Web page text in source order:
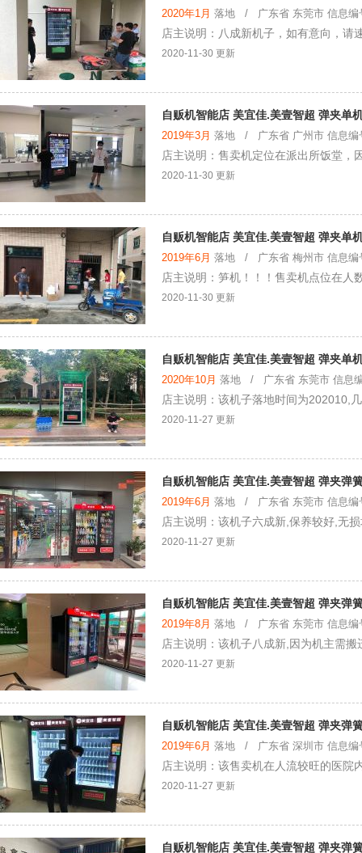
2020年1月 落地 / 广东省 东莞市 信息编
店主说明：八成新机子，如有意向，请
2020-11-30 更新
自贩机智能店 美宜佳.美壹智超 弹夹单
2019年3月 落地 / 广东省 广州市 信息编
店主说明：售卖机定位在派出所饭堂，
2020-11-30 更新
自贩机智能店 美宜佳.美壹智超 弹夹单
2019年6月 落地 / 广东省 梅州市 信息编
店主说明：笋机！！！售卖机点位在人
2020-11-30 更新
自贩机智能店 美宜佳.美壹智超 弹夹单
2020年10月 落地 / 广东省 东莞市 信息编
店主说明：该机子落地时间为202010,
2020-11-27 更新
自贩机智能店 美宜佳.美壹智超 弹夹弹
2019年6月 落地 / 广东省 东莞市 信息编
店主说明：该机子六成新,保养较好,无
2020-11-27 更新
自贩机智能店 美宜佳.美壹智超 弹夹弹
2019年8月 落地 / 广东省 东莞市 信息编
店主说明：该机子八成新,因为机主需
2020-11-27 更新
自贩机智能店 美宜佳.美壹智超 弹夹弹
2019年6月 落地 / 广东省 深圳市 信息编
店主说明：该售卖机在人流较旺的医院
2020-11-27 更新
自贩机智能店 美宜佳.美壹智超 弹夹弹